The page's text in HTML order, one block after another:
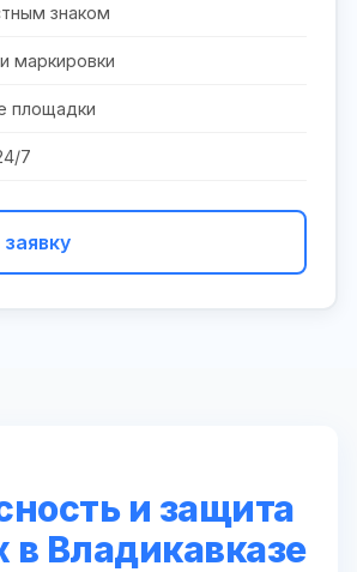
знаком
маркировки
площадки
7
и защита
Владикавказе